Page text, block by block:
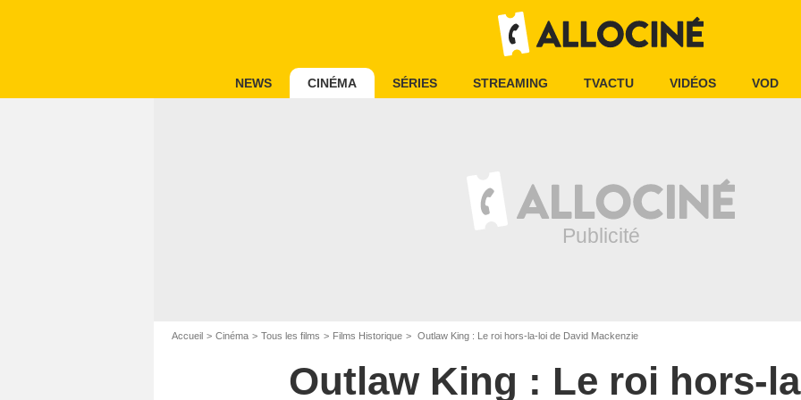
NEWS CINÉMA SÉRIES STREAMING TVACTU VIDÉOS VOD
Accueil Cinéma Tous les films Films Historique Outlaw King : Le roi hors-la-loi de David Mackenzie
Outlaw King : Le roi hors-